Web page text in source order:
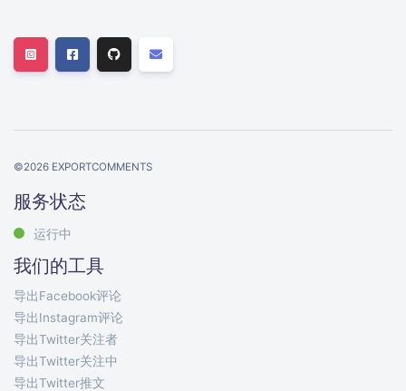
©2026 EXPORTCOMMENTS
服务状态
运行中
我们的工具
导出Facebook评论
导出Instagram评论
导出Twitter关注者
导出Twitter关注中
导出Twitter推文